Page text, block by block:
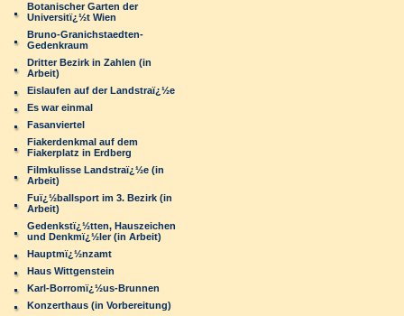
Botanischer Garten der
Universitï¿½t Wien
Bruno-Granichstaedten-
Gedenkraum
Dritter Bezirk in Zahlen (in
Arbeit)
Eislaufen auf der Landstraï¿½e
Es war einmal
Fasanviertel
Fiakerdenkmal auf dem
Fiakerplatz in Erdberg
Filmkulisse Landstraï¿½e (in
Arbeit)
Fuï¿½ballsport im 3. Bezirk (in
Arbeit)
Gedenkstï¿½tten, Hauszeichen
und Denkmï¿½ler (in Arbeit)
Hauptmï¿½nzamt
Haus Wittgenstein
Karl-Borromï¿½us-Brunnen
Konzerthaus (in Vorbereitung)